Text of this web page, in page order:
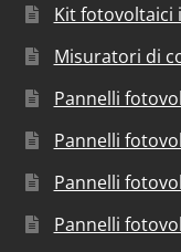
Kit fotovoltaici
Misuratori di
Pannelli
Pannelli
Pannelli
Pannelli